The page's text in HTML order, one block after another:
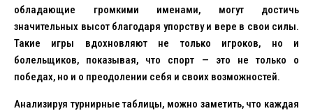
обладающие громкими именами, могут достичь
значительных высот благодаря упорству и вере в свои силы.
Такие игры вдохновляют не только игроков, но и
болельщиков, показывая, что спорт — это не только о
победах, но и о преодолении себя и своих возможностей.
Анализируя турнирные таблицы, можно заметить, что каждая